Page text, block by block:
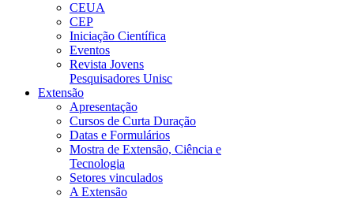
CEUA
CEP
Iniciação Científica
Eventos
Revista Jovens
Pesquisadores Unisc
Extensão
Apresentação
Cursos de Curta Duração
Datas e Formulários
Mostra de Extensão, Ciência e
Tecnologia
Setores vinculados
A Extensão